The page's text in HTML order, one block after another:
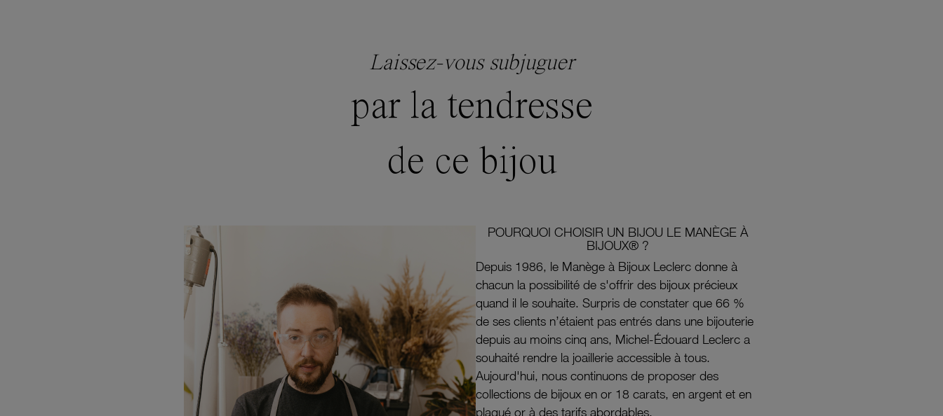
Laissez-vous subjuguer
par la tendresse
de ce bijou
POURQUOI CHOISIR UN BIJOU LE MANÈGE À
BIJOUX® ?
Depuis 1986, le Manège à Bijoux Leclerc donne à
chacun la possibilité de s'offrir des bijoux précieux
quand il le souhaite. Surpris de constater que 66 %
de ses clients n’étaient pas entrés dans une bijouterie
depuis au moins cinq ans, Michel-Édouard Leclerc a
souhaité rendre la joaillerie accessible à tous.
Aujourd'hui, nous continuons de proposer des
collections de bijoux en or 18 carats, en argent et en
plaqué or à des tarifs abordables.